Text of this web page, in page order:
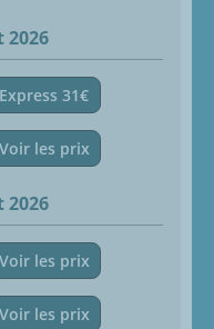
2026
Express 31€
Voir les prix
2026
Voir les prix
Voir les prix